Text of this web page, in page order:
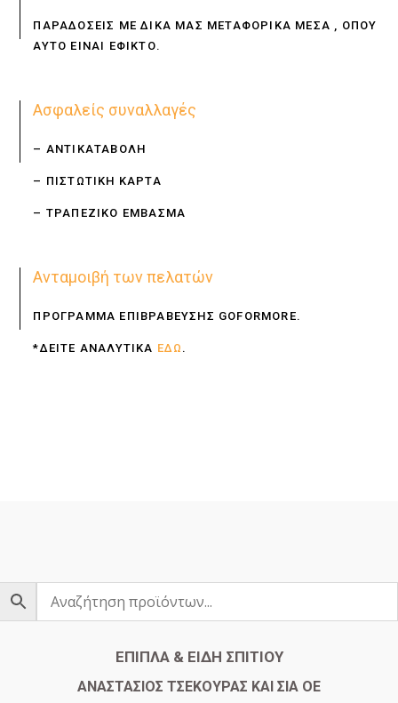
ΠΑΡΑΔΟΣΕΙΣ ΜΕ ΔΙΚΑ ΜΑΣ ΜΕΤΑΦΟΡΙΚΑ ΜΕΣΑ , ΟΠΟΥ
ΑΥΤΟ ΕΙΝΑΙ ΕΦΙΚΤΟ.
Ασφαλείς συναλλαγές
– ΑΝΤΙΚΑΤΑΒΟΛΗ
– ΠΙΣΤΩΤΙΚΗ ΚΑΡΤΑ
– ΤΡΑΠΕΖΙΚΟ ΕΜΒΑΣΜΑ
Ανταμοιβή των πελατών
ΠΡΟΓΡΑΜΜΑ ΕΠΙΒΡΑΒΕΥΣΗΣ GOFORMORE.
*ΔΕΙΤΕ ΑΝΑΛΥΤΙΚΑ ΕΔΩ .
ΕΠΙΠΛΑ & ΕΙΔΗ ΣΠΙΤΙΟΥ
​ΑΝΑΣΤΑΣΙΟΣ ΤΣΕΚΟΥΡΑΣ ΚΑΙ ΣΙΑ ΟΕ